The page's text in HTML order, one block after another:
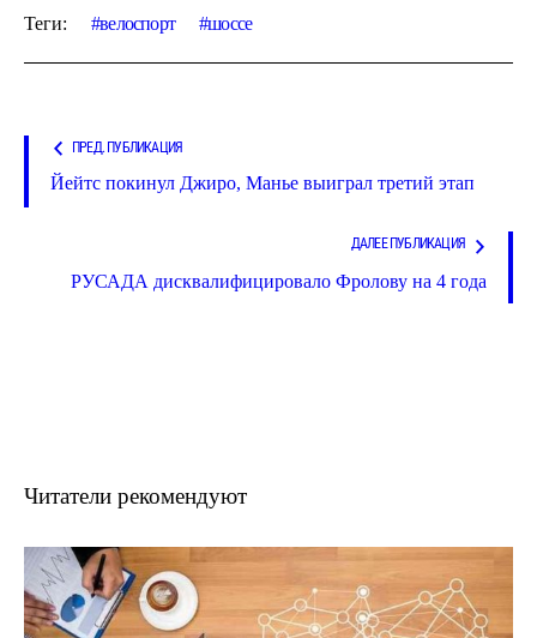
Теги: велоспорт шоссе
ПРЕД. ПУБЛИКАЦИЯ
Йейтс покинул Джиро, Манье выиграл третий этап
ДАЛЕЕ ПУБЛИКАЦИЯ
РУСАДА дисквалифицировало Фролову на 4 года
Читатели рекомендуют